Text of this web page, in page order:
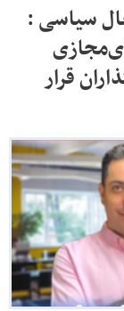
سیاسی :
قرار